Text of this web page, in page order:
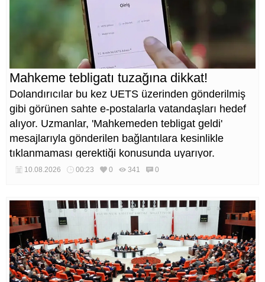
Mahkeme tebligatı tuzağına dikkat!
Dolandırıcılar bu kez UETS üzerinden gönderilmiş
gibi görünen sahte e-postalarla vatandaşları hedef
alıyor. Uzmanlar, 'Mahkemeden tebligat geldi'
mesajlarıyla gönderilen bağlantılara kesinlikle
tıklanmaması gerektiği konusunda uyarıyor.
10.08.2026 00:23 0 341 0